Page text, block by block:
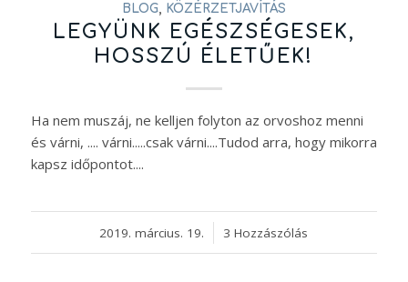
BLOG, KÖZÉRZETJAVÍTÁS
LEGYÜNK EGÉSZSÉGESEK,
HOSSZÚ ÉLETŰEK!
Ha nem muszáj, ne kelljen folyton az orvoshoz menni
és várni, .... várni.....csak várni....Tudod arra, hogy mikorra
kapsz időpontot....
2019. március. 19.
/ 3 Hozzászólás